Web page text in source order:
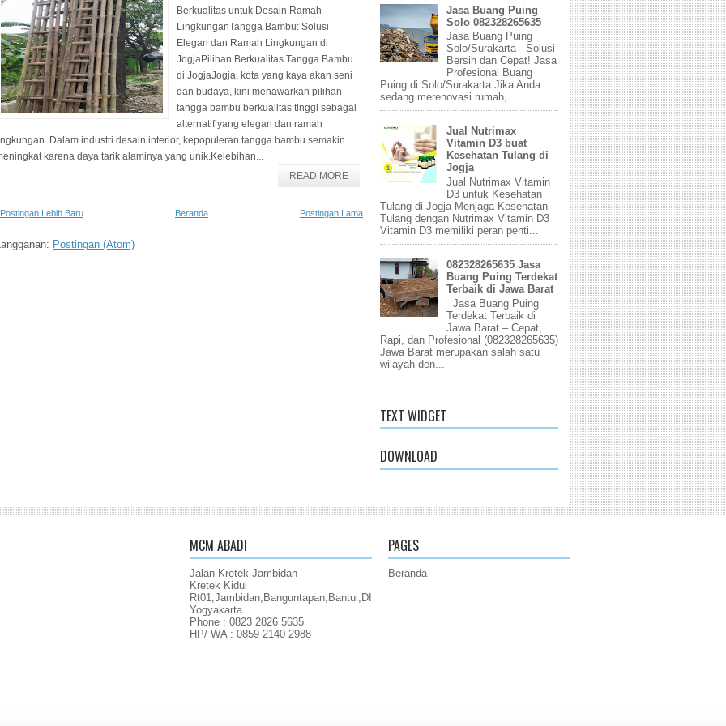
Berkualitas untuk Desain Ramah
LingkunganTangga Bambu: Solusi
Elegan dan Ramah Lingkungan di
JogjaPilihan Berkualitas Tangga Bambu
di JogjaJogja, kota yang kaya akan seni
dan budaya, kini menawarkan pilihan
tangga bambu berkualitas tinggi sebagai
alternatif yang elegan dan ramah
Dalam industri desain interior, kepopuleran tangga bambu semakin
karena daya tarik alaminya yang unik.Kelebihan...
READ MORE
Postingan Lebih Baru Postingan Lama
Beranda
Postingan (Atom)
Jasa Buang Puing
Solo 082328265635
Jasa Buang Puing
Solo/Surakarta - Solusi
Bersih dan Cepat! Jasa
Profesional Buang
Puing di Solo/Surakarta Jika Anda
sedang merenovasi rumah,...
Jual Nutrimax
Vitamin D3 buat
Kesehatan Tulang di
Jogja
Jual Nutrimax Vitamin
D3 untuk Kesehatan
Tulang di Jogja Menjaga Kesehatan
Tulang dengan Nutrimax Vitamin D3
Vitamin D3 memiliki peran penti...
082328265635 Jasa
Buang Puing Terdekat
Terbaik di Jawa Barat
Jasa Buang Puing
Terdekat Terbaik di
Jawa Barat – Cepat,
Rapi, dan Profesional (082328265635)
Jawa Barat merupakan salah satu
wilayah den...
TEXT WIDGET
DOWNLOAD
MCM ABADI
Jalan Kretek-Jambidan
Kretek Kidul
Rt01,Jambidan,Banguntapan,Bantul,DI
Yogyakarta
Phone : 0823 2826 5635
HP/ WA : 0859 2140 2988
PAGES
Beranda